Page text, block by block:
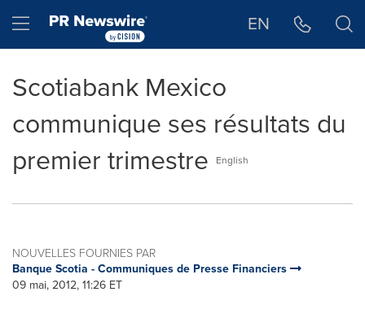
Hamburger menu EN
Scotiabank Mexico
communique ses résultats du
premier trimestre
English
NOUVELLES FOURNIES PAR
Banque Scotia - Communiques de Presse Financiers
09 mai, 2012, 11:26 ET